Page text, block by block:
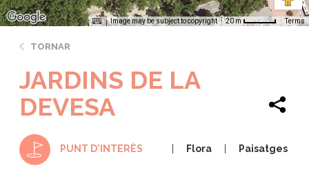
Image may be subject to copyright 20 m Terms
TORNAR
JARDINS DE LA
DEVESA
PUNT D'INTERÈS Flora Paisatges